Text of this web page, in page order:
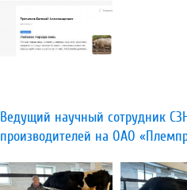
Ведущий научный сотрудник
производителей на ОАО